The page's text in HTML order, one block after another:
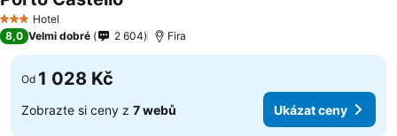
3 Počet hvězdiček
Hotel
8,0 Velmi dobré 2 604 Fira
Od 1 028 Kč
Zobrazte si ceny z 7 webů Ukázat ceny